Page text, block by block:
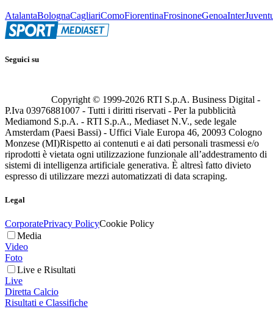
AtalantaBolognaCagliariComoFiorentinaFrosinoneGenoaInter
Seguici su
Copyright © 1999-2026 RTI S.p.A. Business Digital -
P.Iva 03976881007 - Tutti i diritti riservati - Per la pubblicità
Mediamond S.p.A. - RTI S.p.A., Mediaset N.V., sede legale
Amsterdam (Paesi Bassi) - Uffici Viale Europa 46, 20093 Cologno
Monzese (MI)Rispetto ai contenuti e ai dati personali trasmessi e/o
riprodotti è vietata ogni utilizzazione funzionale all’addestramento di
sistemi di intelligenza artificiale generativa. È altresì fatto divieto
espresso di utilizzare mezzi automatizzati di data scraping.
Legal
CorporatePrivacy PolicyCookie Policy
Media
Video
Foto
Live e Risultati
Live
Diretta Calcio
Risultati e Classifiche